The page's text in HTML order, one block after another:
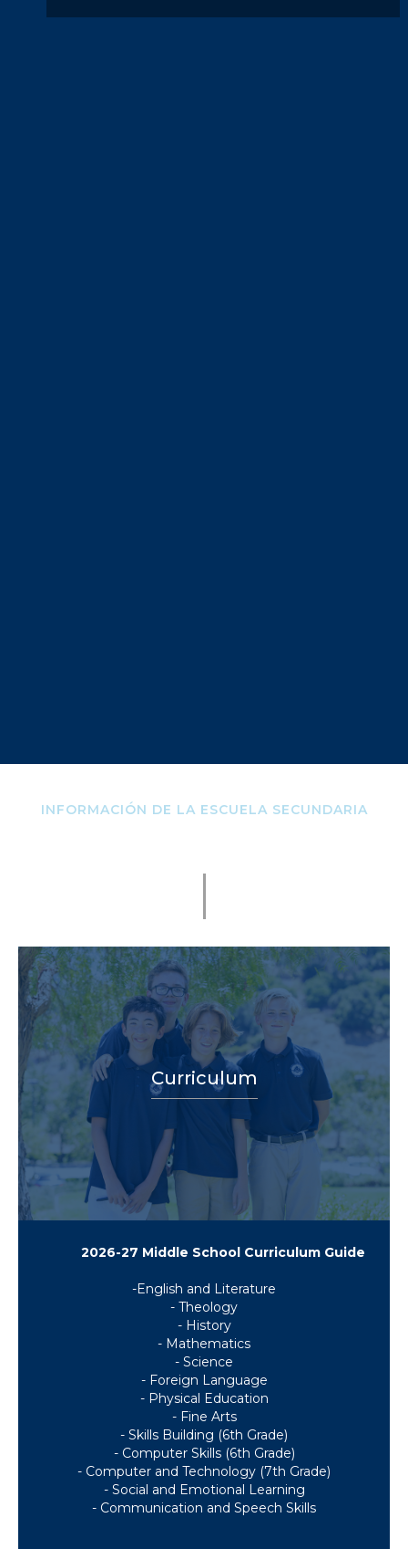
INFORMACIÓN DE LA ESCUELA SECUNDARIA
Curriculum
2026-27 Middle School Curriculum Guide
-English and Literature
- Theology
- History
- Mathematics
- Science
- Foreign Language
- Physical Education
- Fine Arts
- Skills Building (6th Grade)
- Computer Skills (6th Grade)
- Computer and Technology (7th Grade)
- Social and Emotional Learning
- Communication and Speech Skills